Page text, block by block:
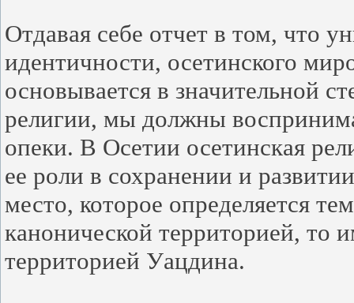
Отдавая себе отчет в том, что
идентичности, осетинского
основывается в значительной
религии, мы должны
опеки. В Осетии осетинская
ее роли в сохранении и
место, которое определяется
канонической территорией, то
территорией Уацдина.